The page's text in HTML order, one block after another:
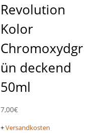
Revolution
Kolor
Chromoxydgr
ün deckend
50ml
7,00€
+Versandkosten